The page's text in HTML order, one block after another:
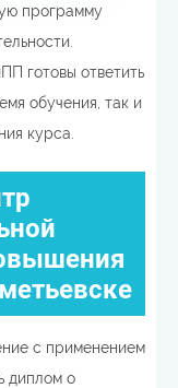
программу
готовы ответить
обучения, так и
курса.
с применением
диплом о